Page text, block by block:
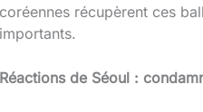
coréennes récupèrent ces
importants.
Réactions de Séoul :